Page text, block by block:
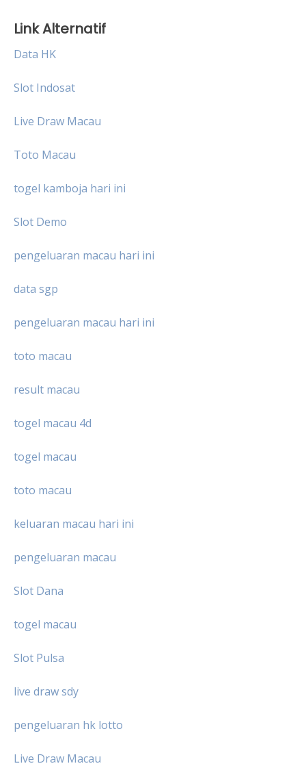
Link Alternatif
Data HK
Slot Indosat
Live Draw Macau
Toto Macau
togel kamboja hari ini
Slot Demo
pengeluaran macau hari ini
data sgp
pengeluaran macau hari ini
toto macau
result macau
togel macau 4d
togel macau
toto macau
keluaran macau hari ini
pengeluaran macau
Slot Dana
togel macau
Slot Pulsa
live draw sdy
pengeluaran hk lotto
Live Draw Macau